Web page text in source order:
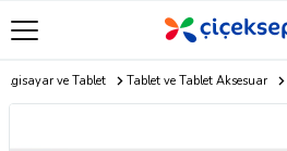
ve Tablet Tablet ve Tablet Aksesuar